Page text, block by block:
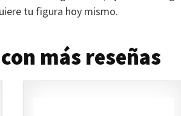
tu figura hoy mismo.
más reseñas